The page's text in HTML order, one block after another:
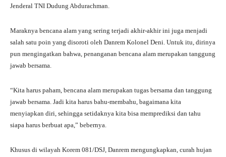
Jenderal TNI Dudung Abdurachman.
Maraknya bencana alam yang sering terjadi akhir-akhir ini juga menjadi
salah satu poin yang disoroti oleh Danrem Kolonel Deni. Untuk itu, dirinya
pun mengingatkan bahwa, penanganan bencana alam merupakan tanggung
jawab bersama.
“Kita harus paham, bencana alam merupakan tugas bersama dan tanggung
jawab bersama. Jadi kita harus bahu-membahu, bagaimana kita
menyiapkan diri, sehingga setidaknya kita bisa memprediksi dan tahu
siapa harus berbuat apa,” bebernya.
Khusus di wilayah Korem 081/DSJ, Danrem mengungkapkan, curah hujan